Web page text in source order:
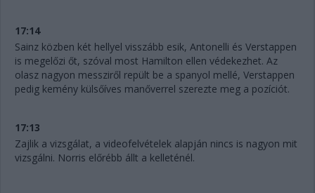
17:14
Sainz közben két hellyel visszább esik, Antonelli és Verstappen
is megelőzi őt, szóval most Hamilton ellen védekezhet. Az
olasz nagyon messziről repült be a spanyol mellé, Verstappen
pedig kemény külsőíves manőverrel szerezte meg a pozíciót.
17:13
Zajlik a vizsgálat, a videofelvételek alapján nincs is nagyon mit
vizsgálni. Norris előrébb állt a kelleténél.